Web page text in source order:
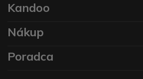
Kandoo
Nákup
Poradca